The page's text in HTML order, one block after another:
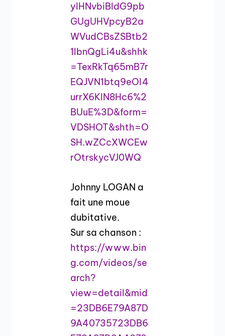
yIHNvbiBldG9pb
GUgUHVpcyB2a
WVudCBsZSBtb2
1lbnQgLi4u&shhk
=TexRkTq65mB7r
EQJVN1btq9eOl4
urrX6KIN8Hc6%2
BUuE%3D&form=
VDSHOT&shth=O
SH.wZCcXWCEw
rOtrskycVJ0WQ
Johnny LOGAN a
fait une moue
dubitative.
Sur sa chanson :
https://www.bin
g.com/videos/se
arch?
view=detail&mid
=23DB6E79A87D
9A40735723DB6